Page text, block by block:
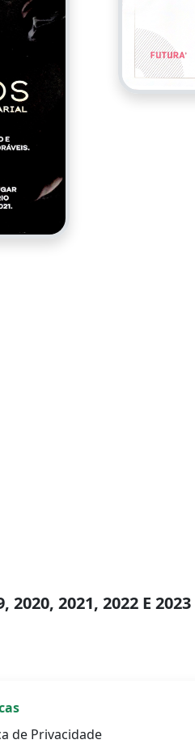
2020, 2021, 2022 E 2023
de Privacidade